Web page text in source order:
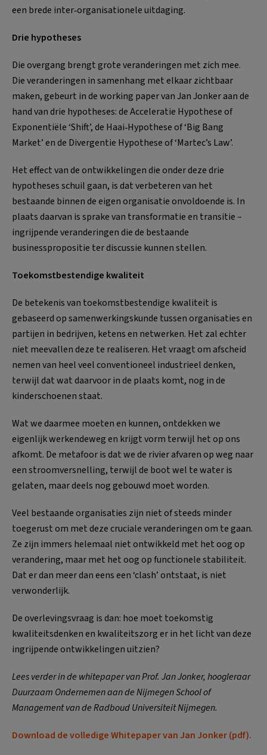
een brede inter‐organisationele uitdaging.
Drie hypotheses
Die overgang brengt grote veranderingen met zich mee.
Die veranderingen in samenhang met elkaar zichtbaar
maken, gebeurt in de working paper van Jan Jonker aan de
hand van drie hypotheses: de Acceleratie Hypothese of
Exponentiële ‘Shift’, de Haai‐Hypothese of ‘Big Bang
Market’ en de Divergentie Hypothese of ‘Martec’s Law’.
Het effect van de ontwikkelingen die onder deze drie
hypotheses schuil gaan, is dat verbeteren van het
bestaande binnen de eigen organisatie onvoldoende is. In
plaats daarvan is sprake van transformatie en transitie –
ingrijpende veranderingen die de bestaande
businesspropositie ter discussie kunnen stellen.
Toekomstbestendige kwaliteit
De betekenis van toekomstbestendige kwaliteit is
gebaseerd op samenwerkingskunde tussen organisaties en
partijen in bedrijven, ketens en netwerken. Het zal echter
niet meevallen deze te realiseren. Het vraagt om afscheid
nemen van heel veel conventioneel industrieel denken,
terwijl dat wat daarvoor in de plaats komt, nog in de
kinderschoenen staat.
Wat we daarmee moeten en kunnen, ontdekken we
eigenlijk werkendeweg en krijgt vorm terwijl het op ons
afkomt. De metafoor is dat we de rivier afvaren op weg naar
een stroomversnelling, terwijl de boot wel te water is
gelaten, maar deels nog gebouwd moet worden.
Veel bestaande organisaties zijn niet of steeds minder
toegerust om met deze cruciale veranderingen om te gaan.
Ze zijn immers helemaal niet ontwikkeld met het oog op
verandering, maar met het oog op functionele stabiliteit.
Dat er dan meer dan eens een ‘clash’ ontstaat, is niet
verwonderlijk.
De overlevingsvraag is dan: hoe moet toekomstig
kwaliteitsdenken en kwaliteitszorg er in het licht van deze
ingrijpende ontwikkelingen uitzien?
Lees verder in de whitepaper van Prof. Jan Jonker, hoogleraar
Duurzaam Ondernemen aan de Nijmegen School of
Management van de Radboud Universiteit Nijmegen.
Download de volledige Whitepaper van Jan Jonker (pdf).